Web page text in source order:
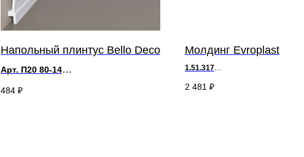
Напольный плинтус Bello Deco
Арт. П20 80-14
484 ₽
Молдинг Evroplast
1.51.317
2 481 ₽